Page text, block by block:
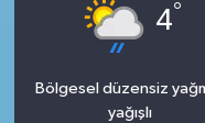
4°
Bölgesel düzensiz
yağışlı